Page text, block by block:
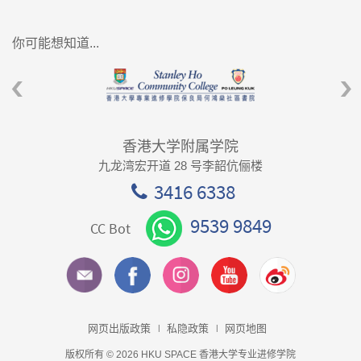
你可能想知道...
香港大学附属学院
九龙湾宏开道 28 号李韶伉俪楼
3416 6338
CC Bot 9539 9849
网页出版政策 私隐政策 网页地图
版权所有 © 2026 HKU SPACE 香港大学专业进修学院